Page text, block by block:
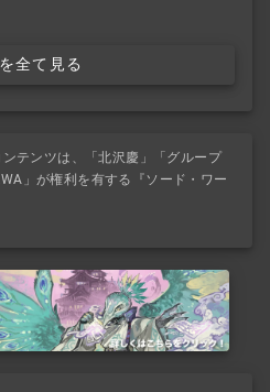
全て見る
テンツは、「北沢慶」「グループ
」が権利を有する『ソード・ワー